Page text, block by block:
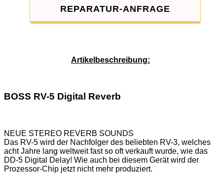
REPARATUR-ANFRAGE
Artikelbeschreibung:
BOSS RV-5 Digital Reverb
NEUE STEREO REVERB SOUNDS
Das RV-5 wird der Nachfolger des beliebten RV-3, welches
acht Jahre lang weltweit fast so oft verkauft wurde, wie das
DD-5 Digital Delay! Wie auch bei diesem Gerät wird der
Prozessor-Chip jetzt nicht mehr produziert.